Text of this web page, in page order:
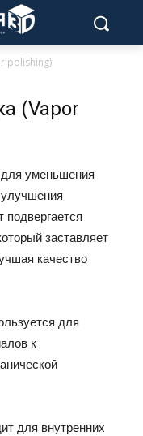
polishing)
(Vapor
уменьшения
подвергается
заставляет
качество
для
к
для внутренних